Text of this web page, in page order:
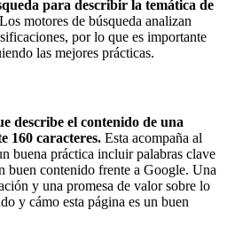
para describir la temática de
motores de búsqueda analizan
por lo que es importante
las mejores prácticas.
describe el contenido de una
160 caracteres. Esta acompaña al
buena práctica incluir palabras clave
buen contenido frente a Google. Una
y una promesa de valor sobre lo
y cámo esta página es un buen